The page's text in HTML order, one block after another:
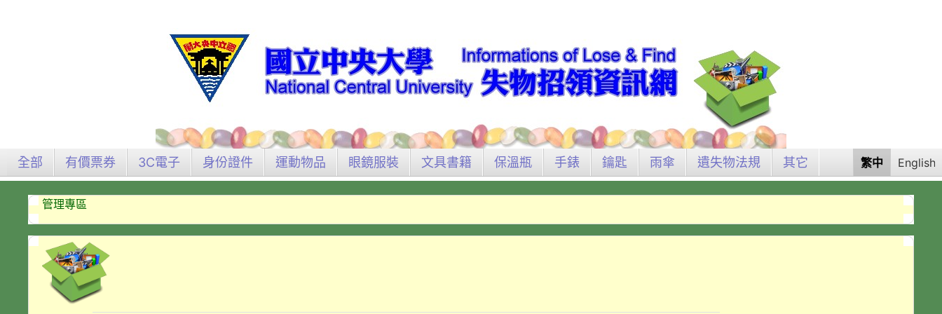
全部 有價票券 3C電子 身份證件 運動物品 眼鏡服裝 文具書籍 保溫瓶 手錶 鑰匙 雨傘 遺失物法規 其它 繁中 English
管理專區